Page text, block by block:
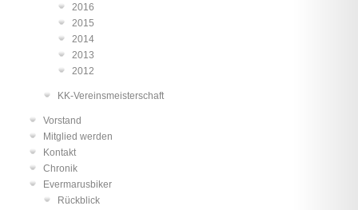
2016
2015
2014
2013
2012
KK-Vereinsmeisterschaft
Vorstand
Mitglied werden
Kontakt
Chronik
Evermarusbiker
Rückblick